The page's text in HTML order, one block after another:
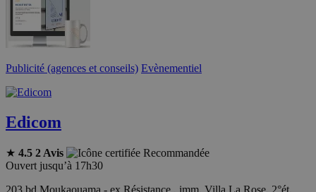
Publicité (agences et conseils) Evènementiel
Edicom
★ 4.5 2 Avis
Recommandée
Ouvert jusqu’à 17h30
203 bd Moukaouama - ex Résistance , imm. Villa La Rose, 2°ét.